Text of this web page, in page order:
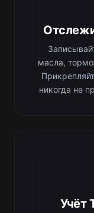
масла,
никогда не
Учёт